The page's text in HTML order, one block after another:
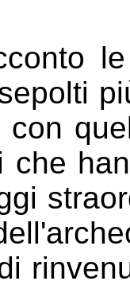
con
che